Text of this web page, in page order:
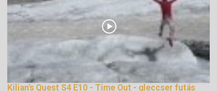
Kilian's Quest S4 E10 - Time Out - gleccser futás